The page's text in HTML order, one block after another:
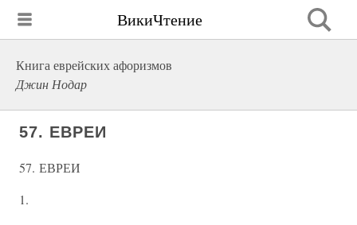
ВикиЧтение
Книга еврейских афоризмов
Джин Нодар
57. ЕВРЕИ
57. ЕВРЕИ
1.